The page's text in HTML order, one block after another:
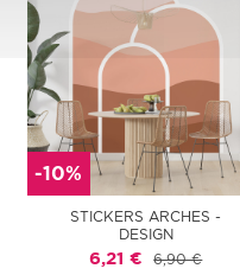
-10%
STICKERS ARCHES -
DESIGN
6,21 € 6,90 €